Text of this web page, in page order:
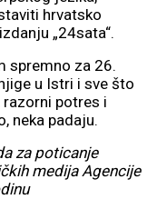
hrvatsko
„24sata“.
spremno za 26.
u Istri i sve što
razorni potres i
neka padaju.
za poticanje
medija Agencije